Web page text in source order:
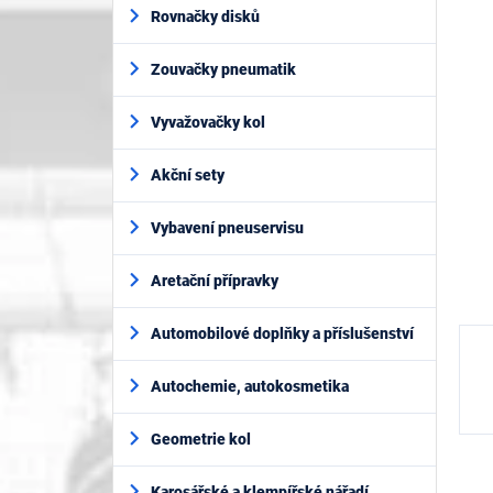
í
e
Rovnačky disků
Zouvačky pneumatik
Vyvažovačky kol
Akční sety
Vybavení pneuservisu
Aretační přípravky
Automobilové doplňky a příslušenství
Autochemie, autokosmetika
Geometrie kol